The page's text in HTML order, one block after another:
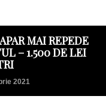
MAI REPEDE
– 1.500 DE LEI
2021